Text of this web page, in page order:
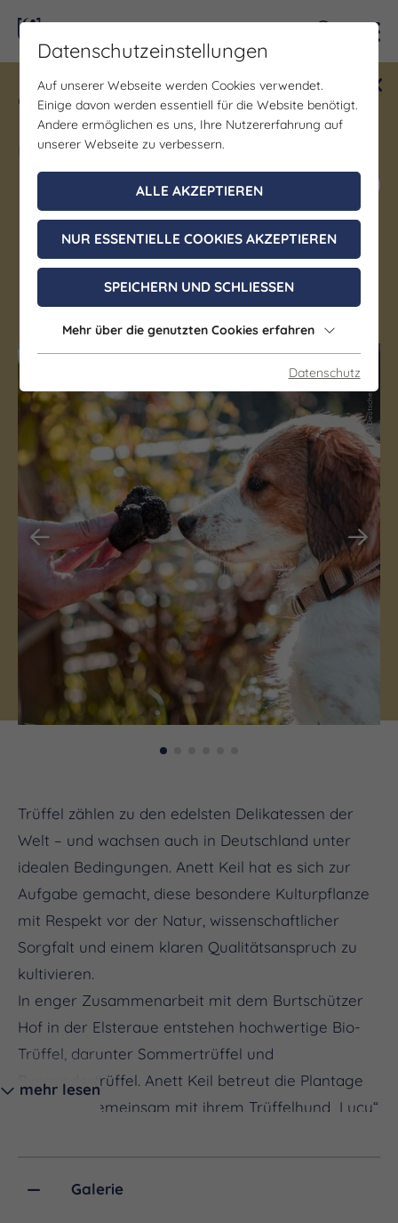
Gewinne ein Blind Date mit Saale-
Unstrut! Teilnahme vom 1.7. - 18.12.
möglich.
Jetzt mitmachen
Deutsches Trüffelgut
Lützen OT Gerstewitz
(c) Deutsches Trüffelgut
(c) Deutsches Trüffelgut
Trüffel zählen zu den edelsten Delikatessen der
Welt – und wachsen auch in Deutschland unter
idealen Bedingungen. Anett Keil hat es sich zur
Aufgabe gemacht, diese besondere Kulturpflanze
mit Respekt vor der Natur, wissenschaftlicher
Sorgfalt und einem klaren Qualitätsanspruch zu
kultivieren.
In enger Zusammenarbeit mit dem Burtschützer
Hof in der Elsteraue entstehen hochwertige Bio-
Trüffel, darunter Sommertrüffel und
Burgundertrüffel. Anett Keil betreut die Plantage
und geht gemeinsam mit ihrem Trüffelhund „Lucy“
vermarktet – regional, transparent und ohne lange
mehr lesen
Galerie
Datenschutzeinstellungen
Auf unserer Webseite werden Cookies verwendet.
Einige davon werden essentiell für die Website benötigt.
Andere ermöglichen es uns, Ihre Nutzererfahrung auf
unserer Webseite zu verbessern.
ALLE AKZEPTIEREN
NUR ESSENTIELLE COOKIES AKZEPTIEREN
SPEICHERN UND SCHLIESSEN
Mehr über die genutzten Cookies erfahren
Datenschutz